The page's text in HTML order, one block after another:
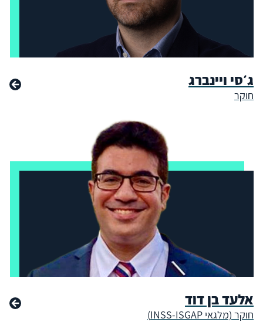
ג׳סי ויינברג
חוקר
אלעד בן דוד
חוקר (מלגאי INSS-ISGAP)